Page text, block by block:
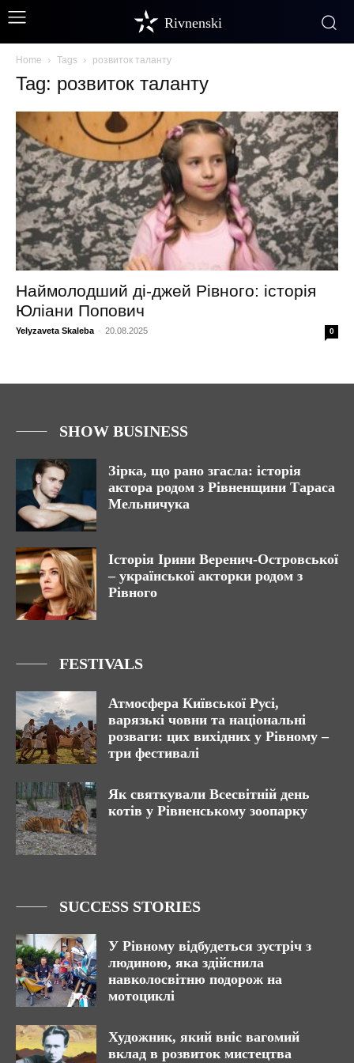
Rivnenski
Home Tags розвиток таланту
Tag: розвиток таланту
Наймолодший ді-джей Рівного: історія
Юліани Попович
Yelyzaveta Skaleba - 20.08.2025 0
SHOW BUSINESS
Зірка, що рано згасла: історія
актора родом з Рівненщини Тараса
Мельничука
Історія Ірини Веренич-Островської
– української акторки родом з
Рівного
FESTIVALS
Атмосфера Київської Русі,
варязькі човни та національні
розваги: цих вихідних у Рівному –
три фестивалі
Як святкували Всесвітній день
котів у Рівненському зоопарку
SUCCESS STORIES
У Рівному відбудеться зустріч з
людиною, яка здійснила
навколосвітню подорож на
мотоциклі
Художник, який вніс вагомий
вклад в розвиток мистецтва